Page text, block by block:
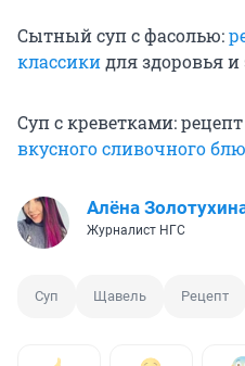
Сытный суп с фасолью:
классикидля здоровья и
Суп с креветками:
вкусного сливочного
Алёна
Журналист НГС
Суп Щавель Рецепт